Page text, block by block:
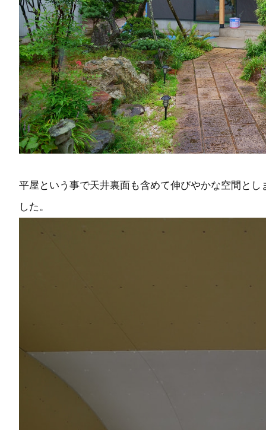
平屋という事で天井裏面も含めて伸びやかな空間とし
した。